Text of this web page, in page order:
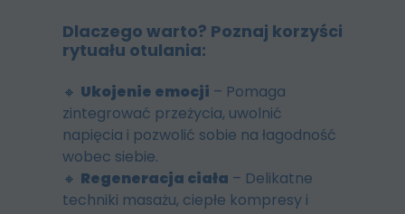
Dlaczego warto? Poznaj korzyści
rytuału otulania:
🔸 Ukojenie emocji – Pomaga
zintegrować przeżycia, uwolnić
napięcia i pozwolić sobie na łagodność
wobec siebie.
🔸 Regeneracja ciała – Delikatne
techniki masażu, ciepłe kompresy i